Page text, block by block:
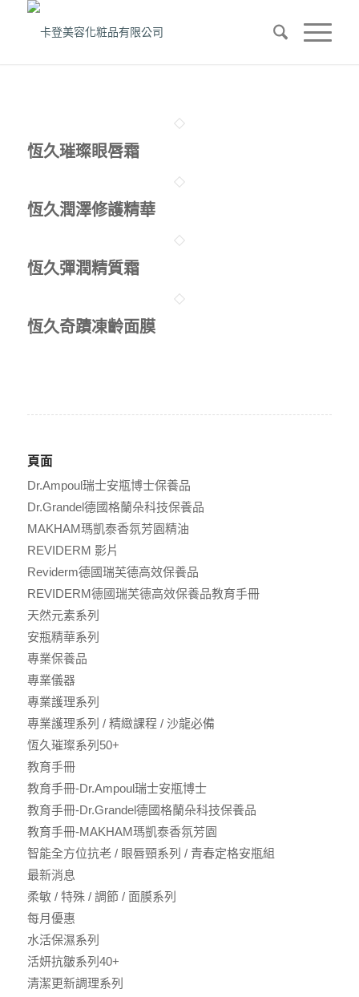
恆久璀璨眼唇霜
恆久潤澤修護精華
恆久彈潤精質霜
恆久奇蹟凍齡面膜
頁面
Dr.Ampoul瑞士安瓶博士保養品
Dr.Grandel德國格蘭朵科技保養品
MAKHAM瑪凱泰香氛芳園精油
REVIDERM 影片
Reviderm德國瑞芙德高效保養品
REVIDERM德國瑞芙德高效保養品教育手冊
天然元素系列
安瓶精華系列
專業保養品
專業儀器
專業護理系列
專業護理系列 / 精緻課程 / 沙龍必備
恆久璀璨系列50+
教育手冊
教育手冊-Dr.Ampoul瑞士安瓶博士
教育手冊-Dr.Grandel德國格蘭朵科技保養品
教育手冊-MAKHAM瑪凱泰香氛芳園
智能全方位抗老 / 眼唇頸系列 / 青春定格安瓶組
最新消息
柔敏 / 特殊 / 調節 / 面膜系列
每月優惠
水活保濕系列
活妍抗皺系列40+
清潔更新調理系列